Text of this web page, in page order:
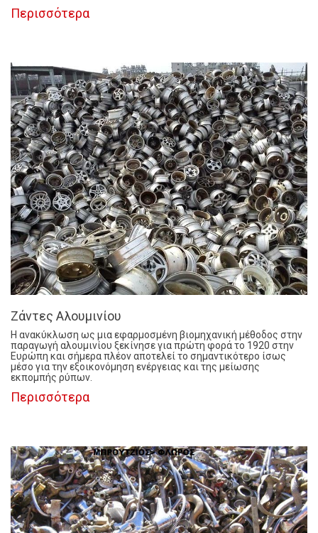
Περισσότερα
Ζάντες Αλουμινίου
Η ανακύκλωση ως μια εφαρμοσμένη βιομηχανική μέθοδος στην
παραγωγή αλουμινίου ξεκίνησε για πρώτη φορά το 1920 στην
Ευρώπη και σήμερα πλέον αποτελεί το σημαντικότερο ίσως
μέσο για την εξοικονόμηση ενέργειας και της μείωσης
εκπομπής ρύπων.
Περισσότερα